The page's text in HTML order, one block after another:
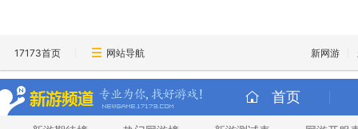
17173首页 网站导航 新网游
首页